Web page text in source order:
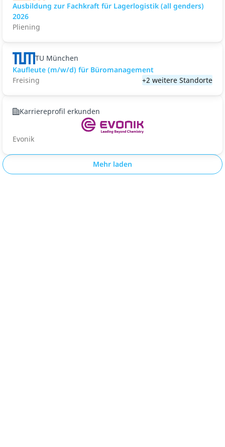
Ausbildung zur Fachkraft für Lagerlogistik (all genders)
2026
Pliening
TU München
Kaufleute (m/w/d) für Büromanagement
Freising
+2 weitere Standorte
Karriereprofil erkunden
Evonik
Mehr laden